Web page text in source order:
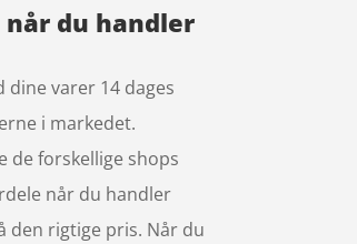
når du handler
varer 14 dages
i markedet.
de forskellige shops
når du handler
den rigtige pris. Når du